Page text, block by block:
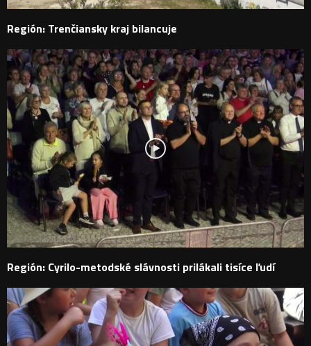
Región: Trenčiansky kraj bilancuje
Región: Cyrilo-metodské slávnosti prilákali tisíce ľudí